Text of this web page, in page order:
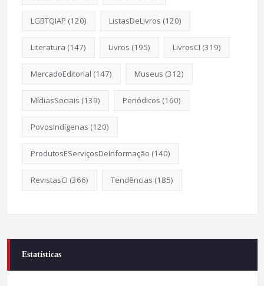
LGBTQIAP (120) ListasDeLivros (120)
Literatura (147) Livros (195) LivrosCI (319)
MercadoEditorial (147) Museus (312)
MídiasSociais (139) Periódicos (160)
PovosIndígenas (120)
ProdutosEServiçosDeInformação (140)
RevistasCI (366) Tendências (185)
Estatísticas